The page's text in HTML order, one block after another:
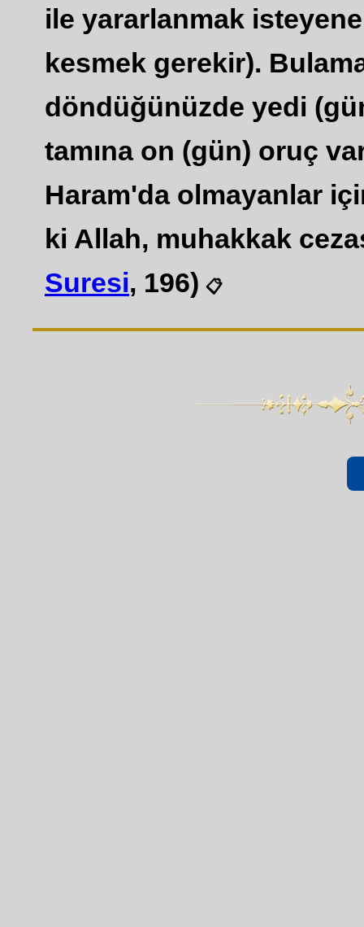
ile yararlanmak
kesmek gerekir).
döndüğünüzde yedi
tamına on (gün) oruç
Haram'da olmayanlar
ki Allah, muhakkak
Suresi, 196) 📋